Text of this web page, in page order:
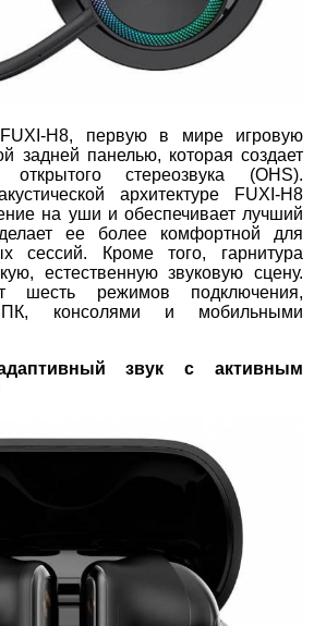
FUXI-H8, первую в мире игровую
задней панелью, которая создает
стереозвука (OHS).
архитектуре FUXI-H8
на уши и обеспечивает лучший
ее более комфортной для
сессий. Кроме того, гарнитура
естественную звуковую сцену.
шесть режимов подключения,
консолями и мобильными
звук с активным